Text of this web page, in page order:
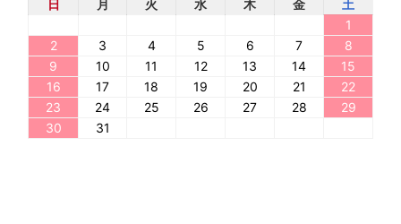
日 月 火 水 木 金
土
1
2
3 4 5 6 7
8
9
10 11 12 13 14
15
16
17 18 19 20 21
22
23
24 25 26 27 28
29
30
31